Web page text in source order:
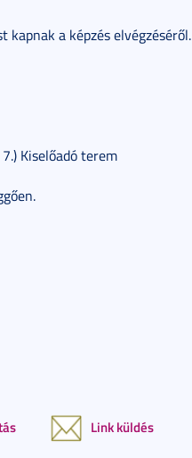
kapnak a képzés elvégzéséről.
Kiselőadó terem
Link küldés